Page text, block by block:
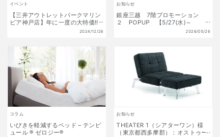
イベント
【三井アウトレットパークマリン
ピア神戸店】年に一度の大特価!!
初夢福袋 販売開始!! 1月1日(水)
2024/12/26
お知らせ
銀座三越 7階プロモーション
２ POPUP 【5/27(水)～
2026/05/26
コラム
いびきを軽減するベッド – テンピ
ュール ® ゼロジー®
お知らせ
THEATER 1（シアターワン）様
（東京都西多摩郡）：オストゥー